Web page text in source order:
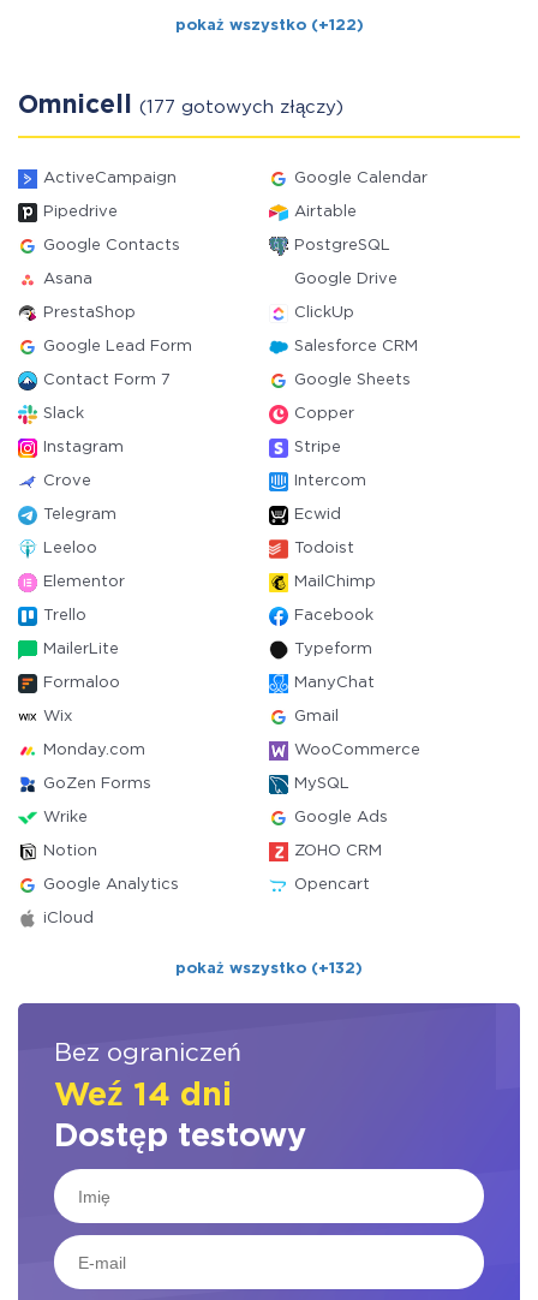
pokaż wszystko (+122)
Omnicell (177 gotowych złączy)
ActiveCampaign Google Calendar
Pipedrive Airtable
Google Contacts PostgreSQL
Asana Google Drive
PrestaShop ClickUp
Google Lead Form Salesforce CRM
Contact Form 7 Google Sheets
Slack Copper
Instagram Stripe
Crove Intercom
Telegram Ecwid
Leeloo Todoist
Elementor MailChimp
Trello Facebook
MailerLite Typeform
Formaloo ManyChat
Wix Gmail
Monday.com WooCommerce
GoZen Forms MySQL
Wrike Google Ads
Notion ZOHO CRM
Google Analytics Opencart
iCloud
pokaż wszystko (+132)
Bez ograniczeń
Weź 14 dni
Dostęp testowy